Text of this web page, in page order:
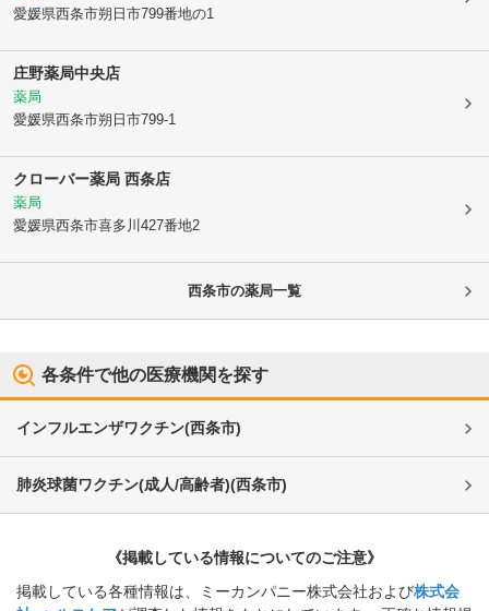
愛媛県西条市朔日市799番地の1
庄野薬局中央店
薬局
愛媛県西条市朔日市799-1
クローバー薬局 西条店
薬局
愛媛県西条市喜多川427番地2
西条市の薬局一覧
各条件で他の医療機関を探す
インフルエンザワクチン(西条市)
肺炎球菌ワクチン(成人/高齢者)(西条市)
《掲載している情報についてのご注意》
掲載している各種情報は、ミーカンパニー株式会社および株式会